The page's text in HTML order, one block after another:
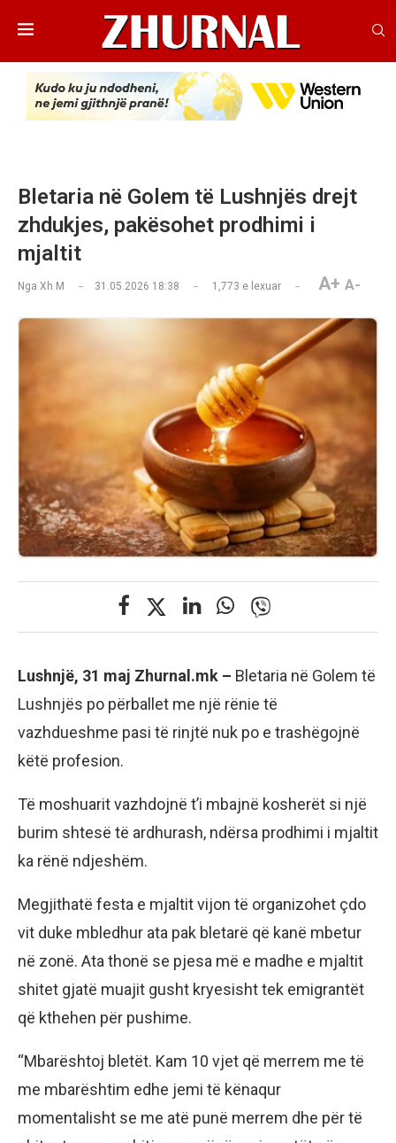
Bletaria në Golem të Lushnjës drejt
zhdukjes, pakësohet prodhimi i
mjaltit
Nga Xh M 31.05.2026 18:38 1,773 e lexuar A+ A-
Lushnjë, 31 maj Zhurnal.mk – Bletaria në Golem të
Lushnjës po përballet me një rënie të
vazhdueshme pasi të rinjtë nuk po e trashëgojnë
këtë profesion.
Të moshuarit vazhdojnë t’i mbajnë kosherët si një
burim shtesë të ardhurash, ndërsa prodhimi i mjaltit
ka rënë ndjeshëm.
Megjithatë festa e mjaltit vijon të organizohet çdo
vit duke mbledhur ata pak bletarë që kanë mbetur
në zonë. Ata thonë se pjesa më e madhe e mjaltit
shitet gjatë muajit gusht kryesisht tek emigrantët
që kthehen për pushime.
“Mbarështoj bletët. Kam 10 vjet që merrem me të
me mbarështim edhe jemi të kënaqur
momentalisht se me atë punë merrem dhe për të